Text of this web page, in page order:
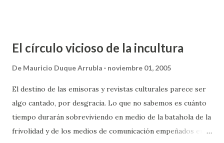
El círculo vicioso de la incultura
De Mauricio Duque Arrubla noviembre 01, 2005
El destino de las emisoras y revistas culturales parece ser
algo cantado, por desgracia. Lo que no sabemos es cuánto
tiempo durarán sobreviviendo en medio de la batahola de la
frivolidad y de los medios de comunicación empeñados en